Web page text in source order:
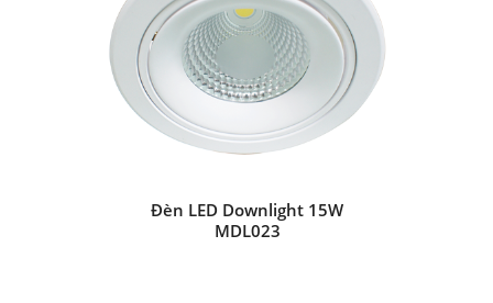
Đèn LED Downlight 15W
MDL023